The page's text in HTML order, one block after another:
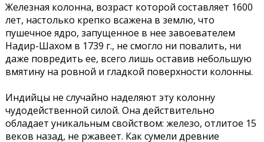
Железная колонна, возраст которой составляет 1600
лет, настолько крепко всажена в землю, что
пушечное ядро, запущенное в нее завоевателем
Надир-Шахом в 1739 г., не смогло ни повалить, ни
даже повредить ее, всего лишь оставив небольшую
вмятину на ровной и гладкой поверхности колонны.
Индийцы не случайно наделяют эту колонну
чудодейственной силой. Она действительно
обладает уникальным свойством: железо, отлитое 15
веков назад, не ржавеет. Как сумели древние